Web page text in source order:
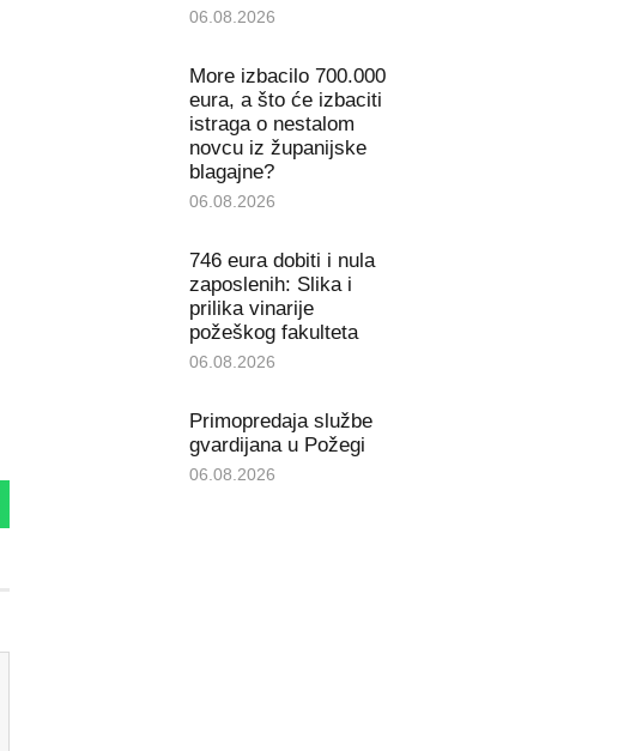
06.08.2026
More izbacilo 700.000
eura, a što će izbaciti
istraga o nestalom
novcu iz županijske
blagajne?
06.08.2026
746 eura dobiti i nula
zaposlenih: Slika i
prilika vinarije
požeškog fakulteta
06.08.2026
Primopredaja službe
gvardijana u Požegi
06.08.2026